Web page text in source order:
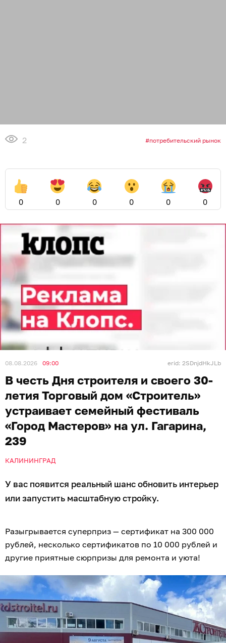
2 потребительский рынок
0 0 0 0 0 0
08.08.2026 09:00 erid: 2SDnjdHkJLb
В честь Дня строителя и своего 30-
летия Торговый дом «Строитель»
устраивает семейный фестиваль
«Город Мастеров» на ул. Гагарина,
239
КАЛИНИНГРАД
У вас появится реальный шанс обновить интерьер
или запустить масштабную стройку.
Разыгрывается суперприз — сертификат на 300 000
рублей, несколько сертификатов по 10 000 рублей и
другие приятные сюрпризы для ремонта и уюта!